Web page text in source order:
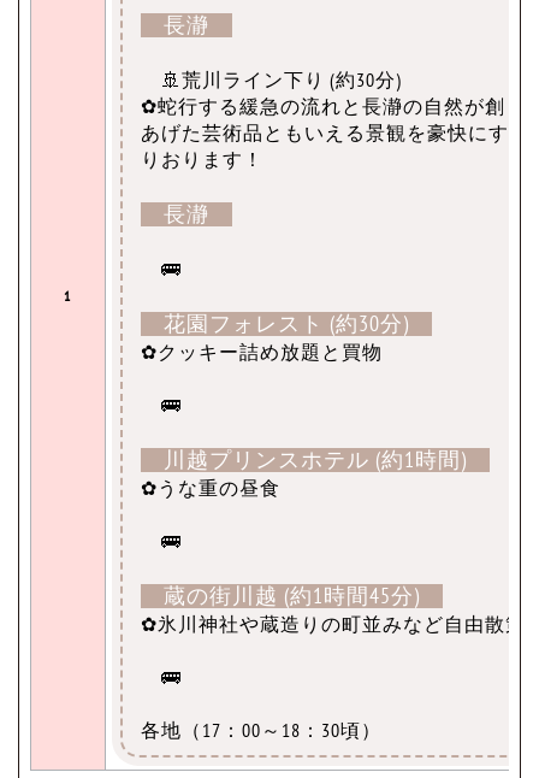
1
長瀞
🚢荒川ライン下り (約30分)
✿蛇行する緩急の流れと長瀞の自然が創り
あげた芸術品ともいえる景観を豪快にすべ
りおります！
長瀞
🚌
花園フォレスト (約30分)
✿クッキー詰め放題と買物
🚌
川越プリンスホテル (約1時間)
✿うな重の昼食
🚌
蔵の街川越 (約1時間45分)
✿氷川神社や蔵造りの町並みなど自由散策
🚌
各地（17：00～18：30頃）